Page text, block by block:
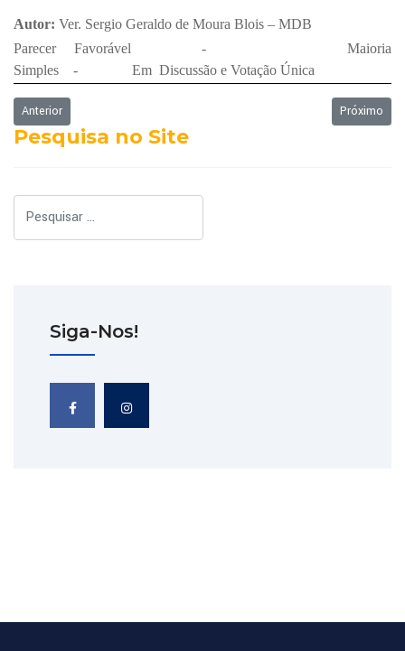
Autor: Ver. Sergio Geraldo de Moura Blois – MDB
Parecer Favorável - Maioria
Simples - Em Discussão e Votação Única
Artigo anterior: Ordem do Dia - 03/11/2020
Anterior Próximo
Próximo
Pesquisa no Site
Pesquisar
Siga-Nos!